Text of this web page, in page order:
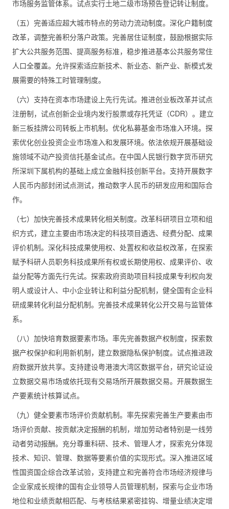
市场服务监管体系。试点实行土地二级市场预告登记转让制度。
（五）完善适应超大城市特点的劳动力流动制度。深化户籍制度
改革，调整完善积分落户政策。完善居住证制度，鼓励根据实际
扩大公共服务范围、提高服务标准，稳步推进基本公共服务常住
人口全覆盖。允许探索适应新技术、新业态、新产业、新模式发
展需要的特殊工时管理制度。
（六）支持在资本市场建设上先行先试。推进创业板改革并试点
注册制，试点创新企业境内发行股票或存托凭证（CDR）。建立
新三板挂牌公司转板上市机制。优化私募基金市场准入环境。探
索优化创业投资企业市场准入和发展环境。依法依规开展基础设
施领域不动产投资信托基金试点。在中国人民银行数字货币研究
所深圳下属机构的基础上成立金融科技创新平台。支持开展数字
人民币内部封闭试点测试，推动数字人民币的研发应用和国际合
作。
（七）加快完善技术成果转化相关制度。改革科研项目立项和组
织方式，建立主要由市场决定的科技项目遴选、经费分配、成果
评价机制。深化科技成果使用权、处置权和收益权改革，在探索
赋予科研人员职务科技成果所有权或长期使用权、成果评价、收
益分配等方面先行先试。探索政府资助项目科技成果专利权向发
明人或设计人、中小企业转让和利益分配机制，健全国有企业科
研成果转化利益分配机制。完善技术成果转化公开交易与监管体
系。
（八）加快培育数据要素市场。率先完善数据产权制度，探索数
据产权保护和利用新机制，建立数据隐私保护制度。试点推进政
府数据开放共享。支持建设粤港澳大湾区数据平台，研究论证设
立数据交易市场或依托现有交易场所开展数据交易。开展数据生
产要素统计核算试点。
（九）健全要素市场评价贡献机制。率先探索完善生产要素由市
场评价贡献、按贡献决定报酬的机制，增加劳动者特别是一线劳
动者劳动报酬。充分尊重科研、技术、管理人才，探索充分体现
技术、知识、管理、数据等要素价值的实现形式。深入推进区域
性国资国企综合改革试验，支持建立和完善符合市场经济规律与
企业家成长规律的国有企业领导人员管理机制，探索与企业市场
地位和业绩贡献相匹配、与考核结果紧密挂钩、增量业绩决定增